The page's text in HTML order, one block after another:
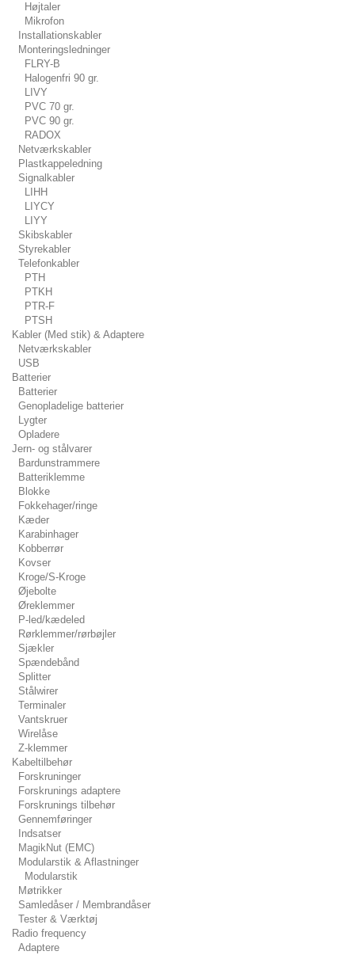
Højtaler
Mikrofon
Installationskabler
Monteringsledninger
FLRY-B
Halogenfri 90 gr.
LIVY
PVC 70 gr.
PVC 90 gr.
RADOX
Netværkskabler
Plastkappeledning
Signalkabler
LIHH
LIYCY
LIYY
Skibskabler
Styrekabler
Telefonkabler
PTH
PTKH
PTR-F
PTSH
Kabler (Med stik) & Adaptere
Netværkskabler
USB
Batterier
Batterier
Genopladelige batterier
Lygter
Opladere
Jern- og stålvarer
Bardunstrammere
Batteriklemme
Blokke
Fokkehager/ringe
Kæder
Karabinhager
Kobberrør
Kovser
Kroge/S-Kroge
Øjebolte
Øreklemmer
P-led/kædeled
Rørklemmer/rørbøjler
Sjækler
Spændebånd
Splitter
Stålwirer
Terminaler
Vantskruer
Wirelåse
Z-klemmer
Kabeltilbehør
Forskruninger
Forskrunings adaptere
Forskrunings tilbehør
Gennemføringer
Indsatser
MagikNut (EMC)
Modularstik & Aflastninger
Modularstik
Møtrikker
Samledåser / Membrandåser
Tester & Værktøj
Radio frequency
Adaptere